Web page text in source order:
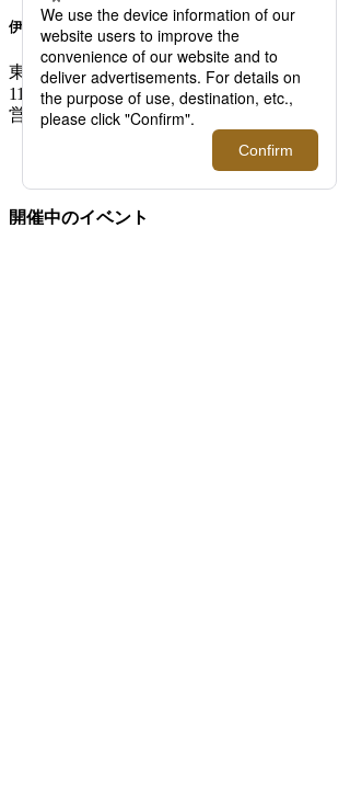
伊勢丹新宿店メンズ館
東京都新宿区新宿3-14-1TEL: 03-3352-
1111
営業時間：午前10時～午後8時
開催中のイベント